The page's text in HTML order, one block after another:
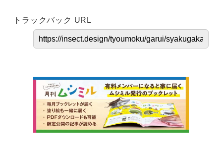
トラックバック URL